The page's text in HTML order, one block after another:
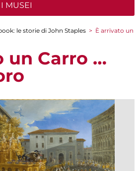
MUSEI
le storie di John Staples > È arrivato un
un Carro …